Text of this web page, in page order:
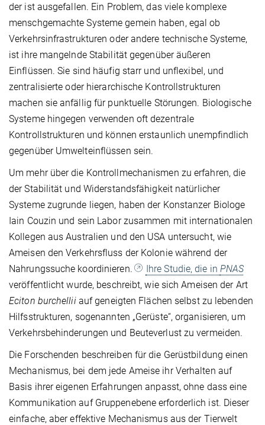
der ist ausgefallen. Ein Problem, das viele komplexe
menschgemachte Systeme gemein haben, egal ob
Verkehrsinfrastrukturen oder andere technische Systeme,
ist ihre mangelnde Stabilität gegenüber äußeren
Einflüssen. Sie sind häufig starr und unflexibel, und
zentralisierte oder hierarchische Kontrollstrukturen
machen sie anfällig für punktuelle Störungen. Biologische
Systeme hingegen verwenden oft dezentrale
Kontrollstrukturen und können erstaunlich unempfindlich
gegenüber Umwelteinflüssen sein.
Um mehr über die Kontrollmechanismen zu erfahren, die
der Stabilität und Widerstandsfähigkeit natürlicher
Systeme zugrunde liegen, haben der Konstanzer Biologe
Iain Couzin und sein Labor zusammen mit internationalen
Kollegen aus Australien und den USA untersucht, wie
Ameisen den Verkehrsfluss der Kolonie während der
Nahrungssuche koordinieren.
Ihre Studie, die in PNAS
veröffentlicht wurde, beschreibt, wie sich Ameisen der Art
Eciton burchelliiauf geneigten Flächen selbst zu lebenden
Hilfsstrukturen, sogenannten „Gerüste“, organisieren, um
Verkehrsbehinderungen und Beuteverlust zu vermeiden.
Die Forschenden beschreiben für die Gerüstbildung einen
Mechanismus, bei dem jede Ameise ihr Verhalten auf
Basis ihrer eigenen Erfahrungen anpasst, ohne dass eine
Kommunikation auf Gruppenebene erforderlich ist. Dieser
einfache, aber effektive Mechanismus aus der Tierwelt